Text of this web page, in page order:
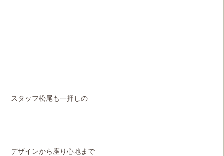
スタッフ松尾も一押しの
デザインから座り心地まで